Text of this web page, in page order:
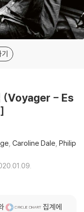
(Voyager - Es
Caroline Dale Philip
집계에